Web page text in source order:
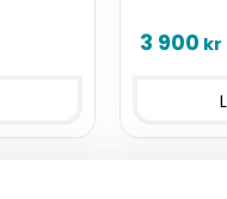
3 900 kr